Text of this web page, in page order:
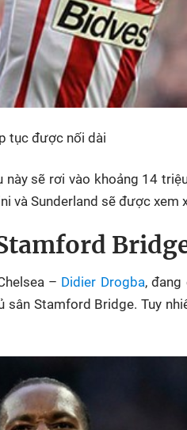
tục được nối dài
sẽ rơi vào khoảng 14
và Sunderland sẽ được xem
– Didier Drogba,
Stamford Bridge. Tuy